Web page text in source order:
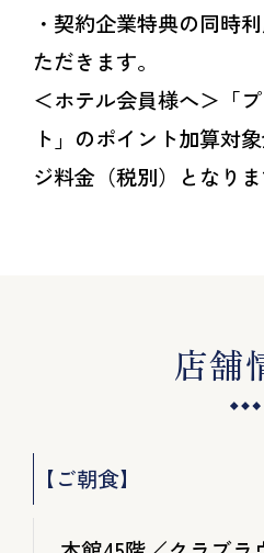
・契約企業特典の同時
ただきます。
＜ホテル会員様へ＞「
ト」のポイント加算対
ジ料金（税別）となりま
店舗
【ご朝食】